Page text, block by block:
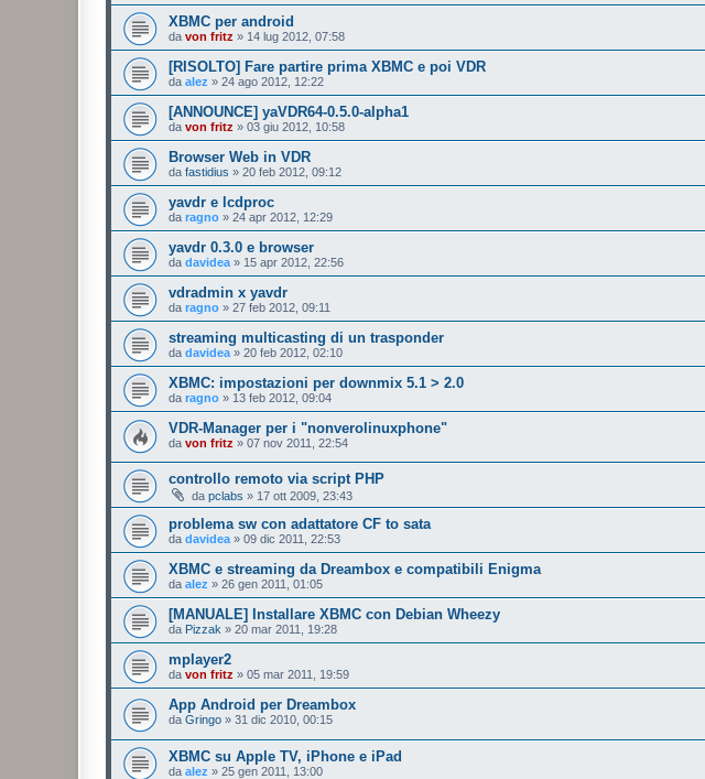
XBMC per android
da von fritz » 14 lug 2012, 07:58
[RISOLTO] Fare partire prima XBMC e poi VDR
da alez » 24 ago 2012, 12:22
[ANNOUNCE] yaVDR64-0.5.0-alpha1
da von fritz » 03 giu 2012, 10:58
Browser Web in VDR
da fastidius » 20 feb 2012, 09:12
yavdr e lcdproc
da ragno » 24 apr 2012, 12:29
yavdr 0.3.0 e browser
da davidea » 15 apr 2012, 22:56
vdradmin x yavdr
da ragno » 27 feb 2012, 09:11
streaming multicasting di un trasponder
da davidea » 20 feb 2012, 02:10
XBMC: impostazioni per downmix 5.1 > 2.0
da ragno » 13 feb 2012, 09:04
VDR-Manager per i "nonverolinuxphone"
da von fritz » 07 nov 2011, 22:54
controllo remoto via script PHP
da pclabs » 17 ott 2009, 23:43
problema sw con adattatore CF to sata
da davidea » 09 dic 2011, 22:53
XBMC e streaming da Dreambox e compatibili Enigma
da alez » 26 gen 2011, 01:05
[MANUALE] Installare XBMC con Debian Wheezy
da Pizzak » 20 mar 2011, 19:28
mplayer2
da von fritz » 05 mar 2011, 19:59
App Android per Dreambox
da Gringo » 31 dic 2010, 00:15
XBMC su Apple TV, iPhone e iPad
da alez » 25 gen 2011, 13:00